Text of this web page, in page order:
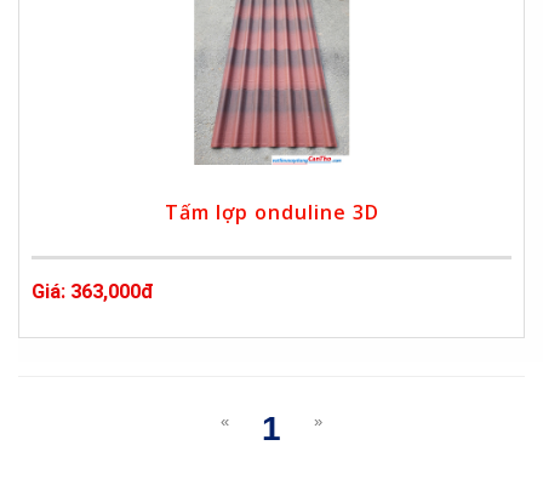
Tấm lợp onduline 3D
Giá: 363,000đ
«
1
»